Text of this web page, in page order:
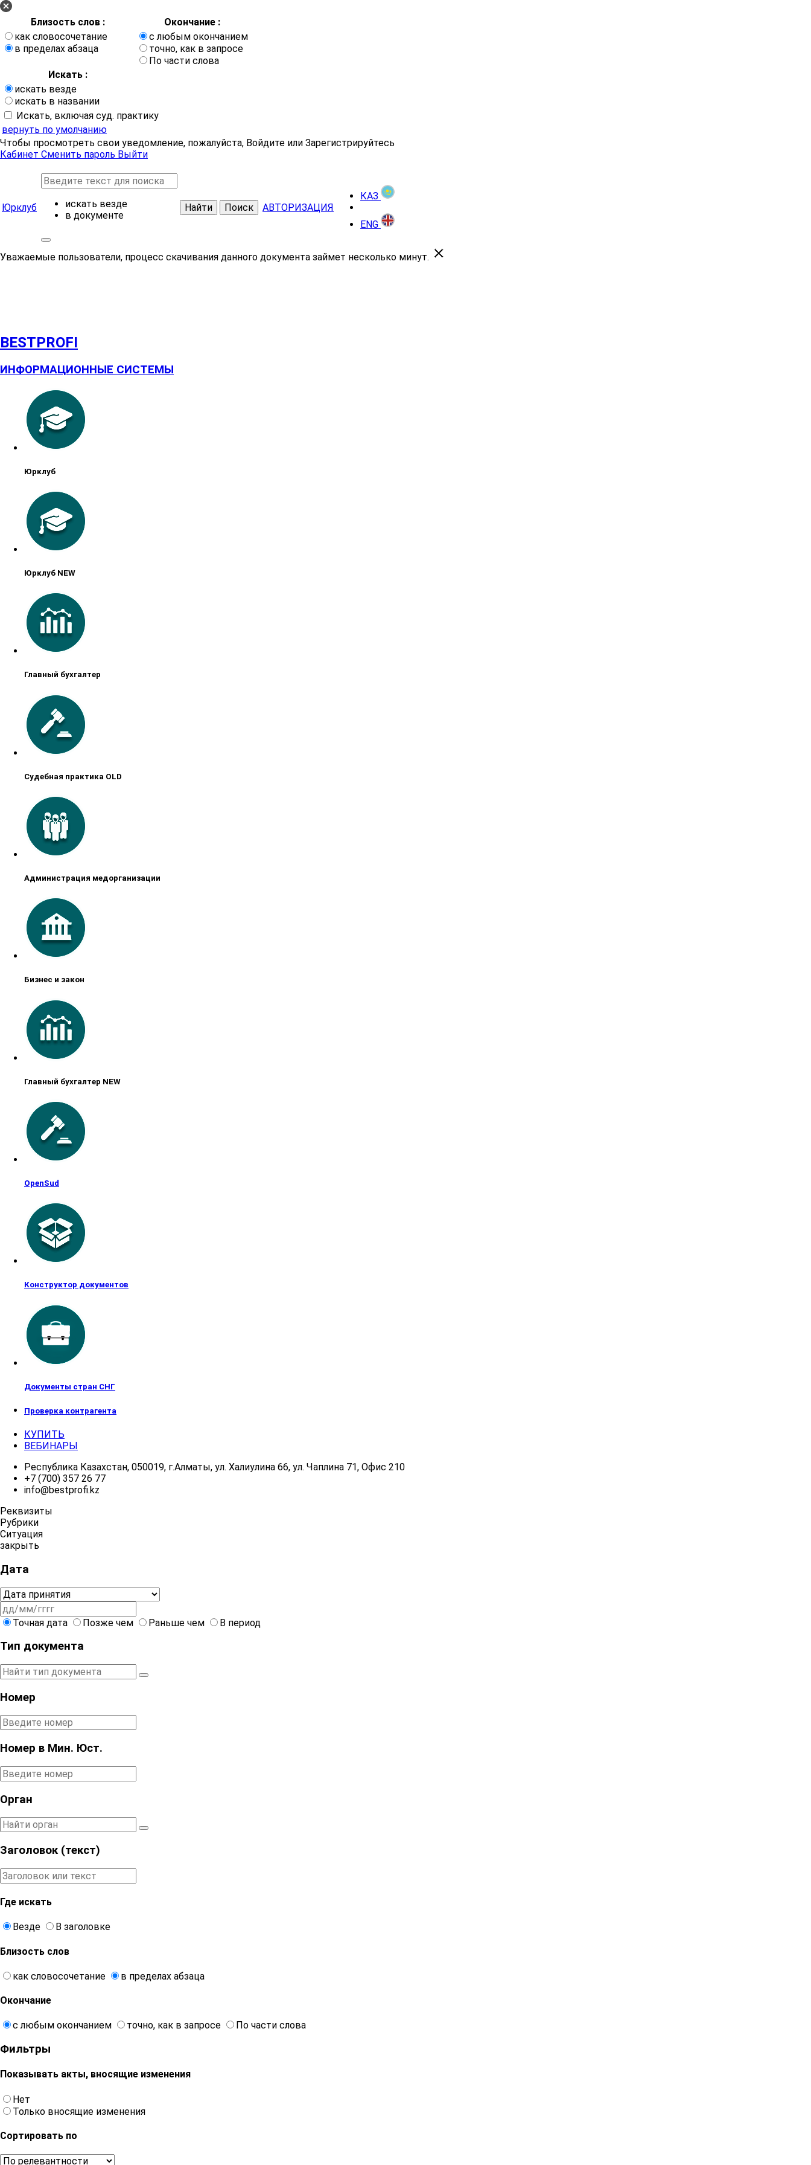
Близость слов :
Окончание :
как словосочетание
в пределах абзаца
с любым окончанием
точно, как в запросе
По части слова
Искать :
искать везде
искать в названии
Искать, включая суд. практику
вернуть по умолчанию
Чтобы просмотреть свои уведомление, пожалуйста, Войдите или Зарегистрируйтесь
Кабинет Сменить пароль Выйти
Юрклуб
искать везде
в документе
Найти Поиск АВТОРИЗАЦИЯ
КАЗ
ENG
Уважаемые пользователи, процесс скачивания данного документа займет несколько минут.
BESTPROFI
ИНФОРМАЦИОННЫЕ СИСТЕМЫ
Юрклуб
Юрклуб NEW
Главный бухгалтер
Судебная практика OLD
Администрация медорганизации
Бизнес и закон
Главный бухгалтер NEW
OpenSud
Конструктор документов
Документы стран СНГ
Проверка контрагента
КУПИТЬ
ВЕБИНАРЫ
Республика Казахстан, 050019, г.Алматы, ул. Халиулина 66, ул. Чаплина 71, Офис 210
+7 (700) 357 26 77
info@bestprofi.kz
Реквизиты
Рубрики
Ситуация
закрыть
Дата
Точная дата Позже чем Раньше чем В период
Тип документа
Номер
Номер в Мин. Юст.
Орган
Заголовок (текст)
Где искать
Везде В заголовке
Близость слов
как словосочетание в пределах абзаца
Окончание
с любым окончанием точно, как в запросе По части слова
Фильтры
Показывать акты, вносящие изменения
Нет
Только вносящие изменения
Сортировать по